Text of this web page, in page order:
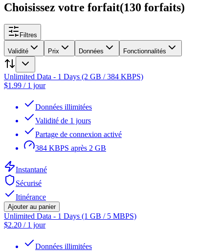
Choisissez votre forfait(130 forfaits)
Filtres
Validité Prix Données Fonctionnalités
Unlimited Data - 1 Days (2 GB / 384 KBPS)
$1.99 / 1 jour
Données illimitées
Validité de 1 jours
Partage de connexion activé
384 KBPS après 2 GB
Instantané
Sécurisé
Itinérance
Ajouter au panier
Unlimited Data - 1 Days (1 GB / 5 MBPS)
$2.20 / 1 jour
Données illimitées